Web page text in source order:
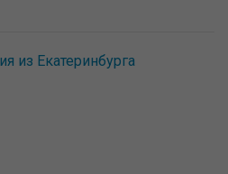
из Екатеринбурга